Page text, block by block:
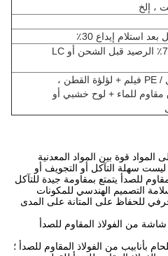
، إلخ
30٪ TT للإيداع ، 70٪ الرصيد قبل الشحن أو LC
بولي كلوريد الفينيل / PE فيلم + لؤلؤة القطن ،
للماء + لوح خشبي أو
المواد قوة بين المواد المعدنية
ليست سهلة التآكل أو التجويف أو
للصدأ يتمتع بمقاومة جيدة للتآكل
التصميم الهندسي للمكونات
للحفاظ على المتانة على المدى
من الفولاذ المقاوم للصدأ
بأنابيب من الفولاذ المقاوم للصدأ ؛